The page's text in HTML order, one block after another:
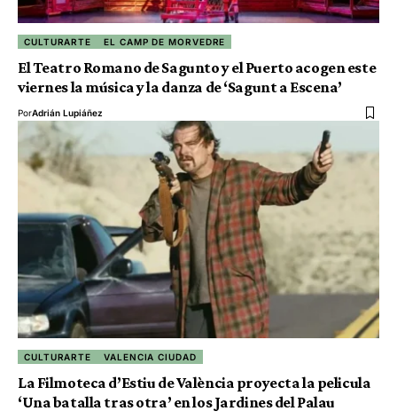
CULTURARTE EL CAMP DE MORVEDRE
El Teatro Romano de Sagunto y el Puerto acogen este
viernes la música y la danza de ‘Sagunt a Escena’
PorAdrián Lupiáñez
CULTURARTE VALENCIA CIUDAD
La Filmoteca d’Estiu de València proyecta la pelicula
‘Una batalla tras otra’ en los Jardines del Palau